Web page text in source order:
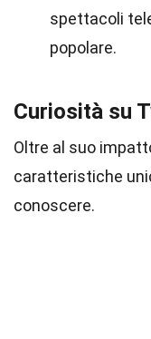
spettacoli
popolare.
Curiosità su
Oltre al suo
caratteristiche
conoscere.